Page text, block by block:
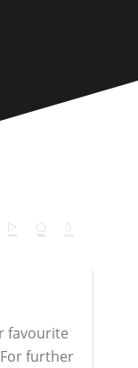
favourite
further